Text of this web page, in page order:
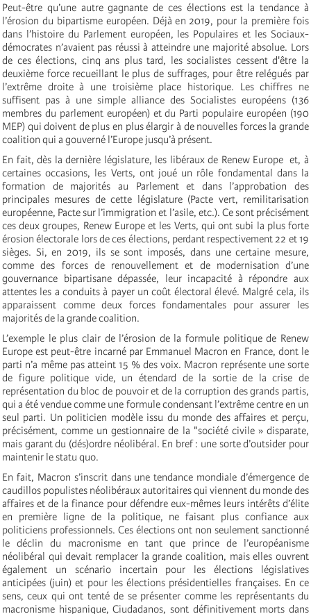
Peut-être qu’une autre gagnante de ces élections est la tendance à
l’érosion du bipartisme européen. Déjà en 2019, pour la première fois
dans l’histoire du Parlement européen, les Populaires et les Sociaux-
démocrates n’avaient pas réussi à atteindre une majorité absolue. Lors
de ces élections, cinq ans plus tard, les socialistes cessent d'être la
deuxième force recueillant le plus de suffrages, pour être relégués par
l’extrême droite à une troisième place historique. Les chiffres ne
suffisent pas à une simple alliance des Socialistes européens (136
membres du parlement européen) et du Parti populaire européen (190
MEP) qui doivent de plus en plus élargir à de nouvelles forces la grande
coalition qui a gouverné l’Europe jusqu’à présent.
En fait, dès la dernière législature, les libéraux de Renew Europe et, à
certaines occasions, les Verts, ont joué un rôle fondamental dans la
formation de majorités au Parlement et dans l’approbation des
principales mesures de cette législature (Pacte vert, remilitarisation
européenne, Pacte sur l’immigration et l’asile, etc.). Ce sont précisément
ces deux groupes, Renew Europe et les Verts, qui ont subi la plus forte
érosion électorale lors de ces élections, perdant respectivement 22 et 19
sièges. Si, en 2019, ils se sont imposés, dans une certaine mesure,
comme des forces de renouvellement et de modernisation d’une
gouvernance bipartisane dépassée, leur incapacité à répondre aux
attentes les a conduits à payer un coût électoral élevé. Malgré cela, ils
apparaissent comme deux forces fondamentales pour assurer les
majorités de la grande coalition.
L’exemple le plus clair de l’érosion de la formule politique de Renew
Europe est peut-être incarné par Emmanuel Macron en France, dont le
parti n’a même pas atteint 15 % des voix. Macron représente une sorte
de figure politique vide, un étendard de la sortie de la crise de
représentation du bloc de pouvoir et de la corruption des grands partis,
qui a été vendue comme une formule condensant l’extrême centre en un
seul parti. Un politicien modèle issu du monde des affaires et perçu,
précisément, comme un gestionnaire de la "société civile » disparate,
mais garant du (dés)ordre néolibéral. En bref : une sorte d’outsider pour
maintenir le statu quo.
En fait, Macron s’inscrit dans une tendance mondiale d’émergence de
caudillos populistes néolibéraux autoritaires qui viennent du monde des
affaires et de la finance pour défendre eux-mêmes leurs intérêts d’élite
en première ligne de la politique, ne faisant plus confiance aux
politiciens professionnels. Ces élections ont non seulement sanctionné
le déclin du macronisme en tant que prince de l’européanisme
néolibéral qui devait remplacer la grande coalition, mais elles ouvrent
également un scénario incertain pour les élections législatives
anticipées (juin) et pour les élections présidentielles françaises. En ce
sens, ceux qui ont tenté de se présenter comme les représentants du
macronisme hispanique, Ciudadanos, sont définitivement morts dans